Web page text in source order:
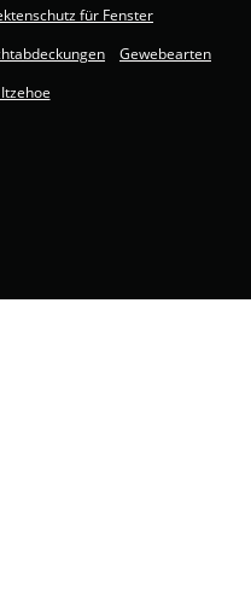
für Fenster
Gewebearten